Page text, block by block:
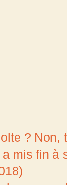
? Non,
mis fin à